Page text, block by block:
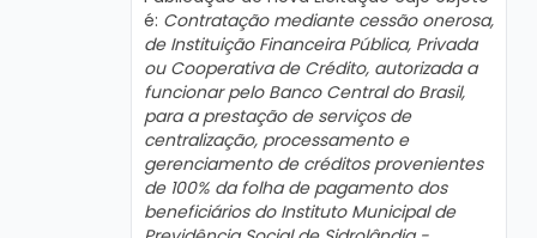
é: Contratação mediante cessão onerosa,
de Instituição Financeira Pública, Privada
ou Cooperativa de Crédito, autorizada a
funcionar pelo Banco Central do Brasil,
para a prestação de serviços de
centralização, processamento e
gerenciamento de créditos provenientes
de 100% da folha de pagamento dos
beneficiários do Instituto Municipal de